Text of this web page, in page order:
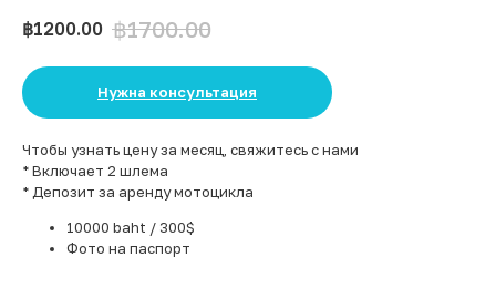
฿1200.00 ฿1700.00
Нужна консультация
Чтобы узнать цену за месяц, свяжитесь с нами
* Включает 2 шлема
* Депозит за аренду мотоцикла
10000 baht / 300$
Фото на паспорт